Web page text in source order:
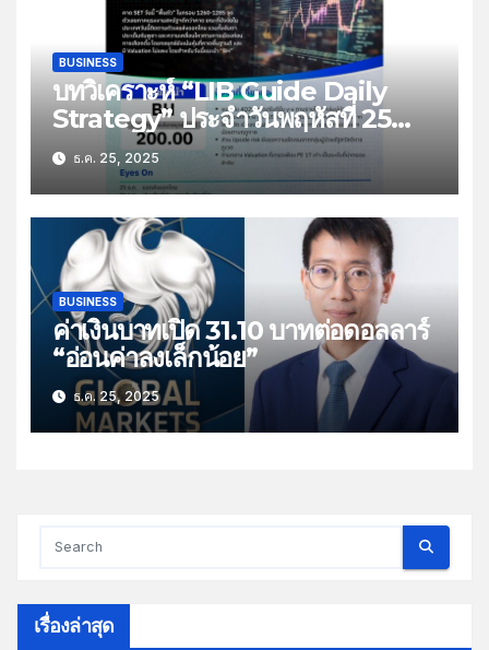
BUSINESS
บทวิเคราะห์ “LIB Guide Daily
Strategy” ประจำวันพฤหัสที่ 25
ธันวาคม 2568 หัวข้อ “ติดตามยอด
ส่งออกไทย”
ธ.ค. 25, 2025
BUSINESS
ค่าเงินบาทเปิด 31.10 บาทต่อดอลลาร์
“อ่อนค่าลงเล็กน้อย”
ธ.ค. 25, 2025
เรื่องล่าสุด